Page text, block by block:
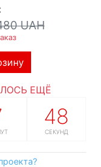
UAH
ЕЩЁ
47
СЕКУНД